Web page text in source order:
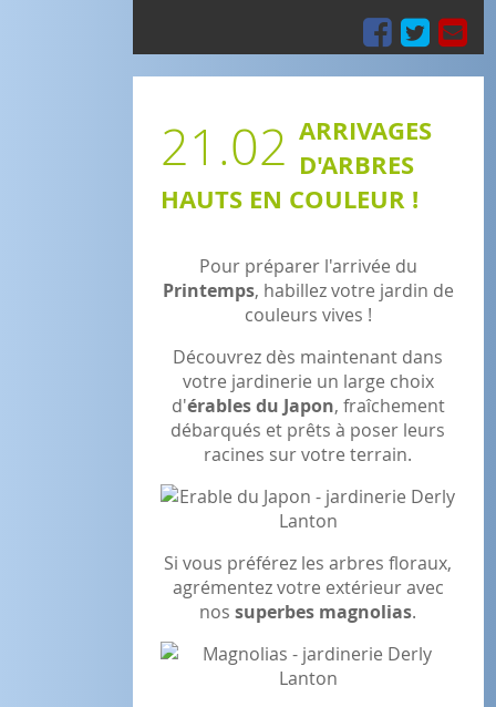
21.02 ARRIVAGES
D'ARBRES
HAUTS EN COULEUR !
Pour préparer l'arrivée du
Printemps, habillez votre jardin de
couleurs vives !
Découvrez dès maintenant dans
votre jardinerie un large choix
d'érables du Japon, fraîchement
débarqués et prêts à poser leurs
racines sur votre terrain.
Si vous préférez les arbres floraux,
agrémentez votre extérieur avec
nossuperbes magnolias.